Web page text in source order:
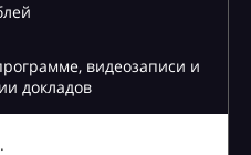
видеозаписи и
докладов